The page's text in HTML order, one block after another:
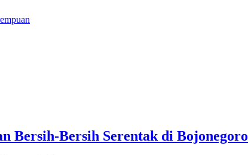
Bersih-Bersih Serentak di Bojonegoro